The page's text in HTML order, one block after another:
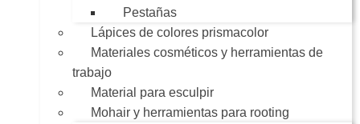
Pestañas
Lápices de colores prismacolor
Materiales cosméticos y herramientas de
trabajo
Material para esculpir
Mohair y herramientas para rooting